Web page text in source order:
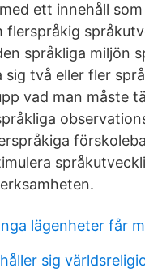
ett innehåll
flerspråkig
språkliga miljön
sig två eller fler
vad man måste
lägenheter får
sig